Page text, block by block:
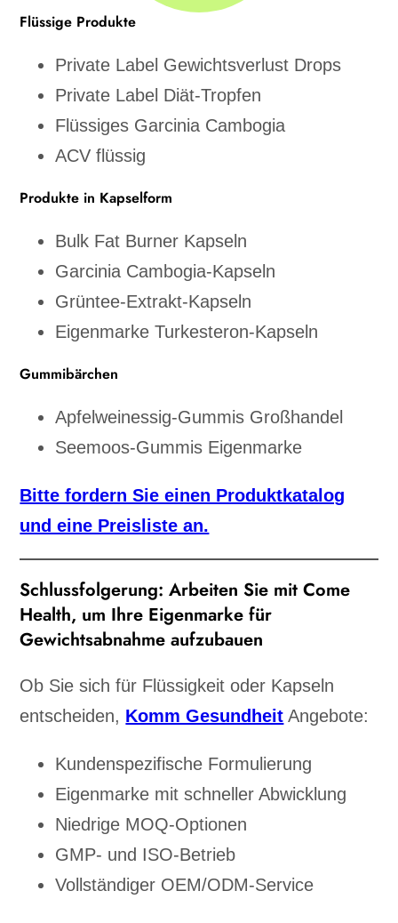
Flüssige Produkte
Private Label Gewichtsverlust Drops
Private Label Diät-Tropfen
Flüssiges Garcinia Cambogia
ACV flüssig
Produkte in Kapselform
Bulk Fat Burner Kapseln
Garcinia Cambogia-Kapseln
Grüntee-Extrakt-Kapseln
Eigenmarke Turkesteron-Kapseln
Gummibärchen
Apfelweinessig-Gummis Großhandel
Seemoos-Gummis Eigenmarke
Bitte fordern Sie einen Produktkatalog
und eine Preisliste an.
Schlussfolgerung: Arbeiten Sie mit Come
Health, um Ihre Eigenmarke für
Gewichtsabnahme aufzubauen
Ob Sie sich für Flüssigkeit oder Kapseln
entscheiden, Komm Gesundheit Angebote:
Kundenspezifische Formulierung
Eigenmarke mit schneller Abwicklung
Niedrige MOQ-Optionen
GMP- und ISO-Betrieb
Vollständiger OEM/ODM-Service